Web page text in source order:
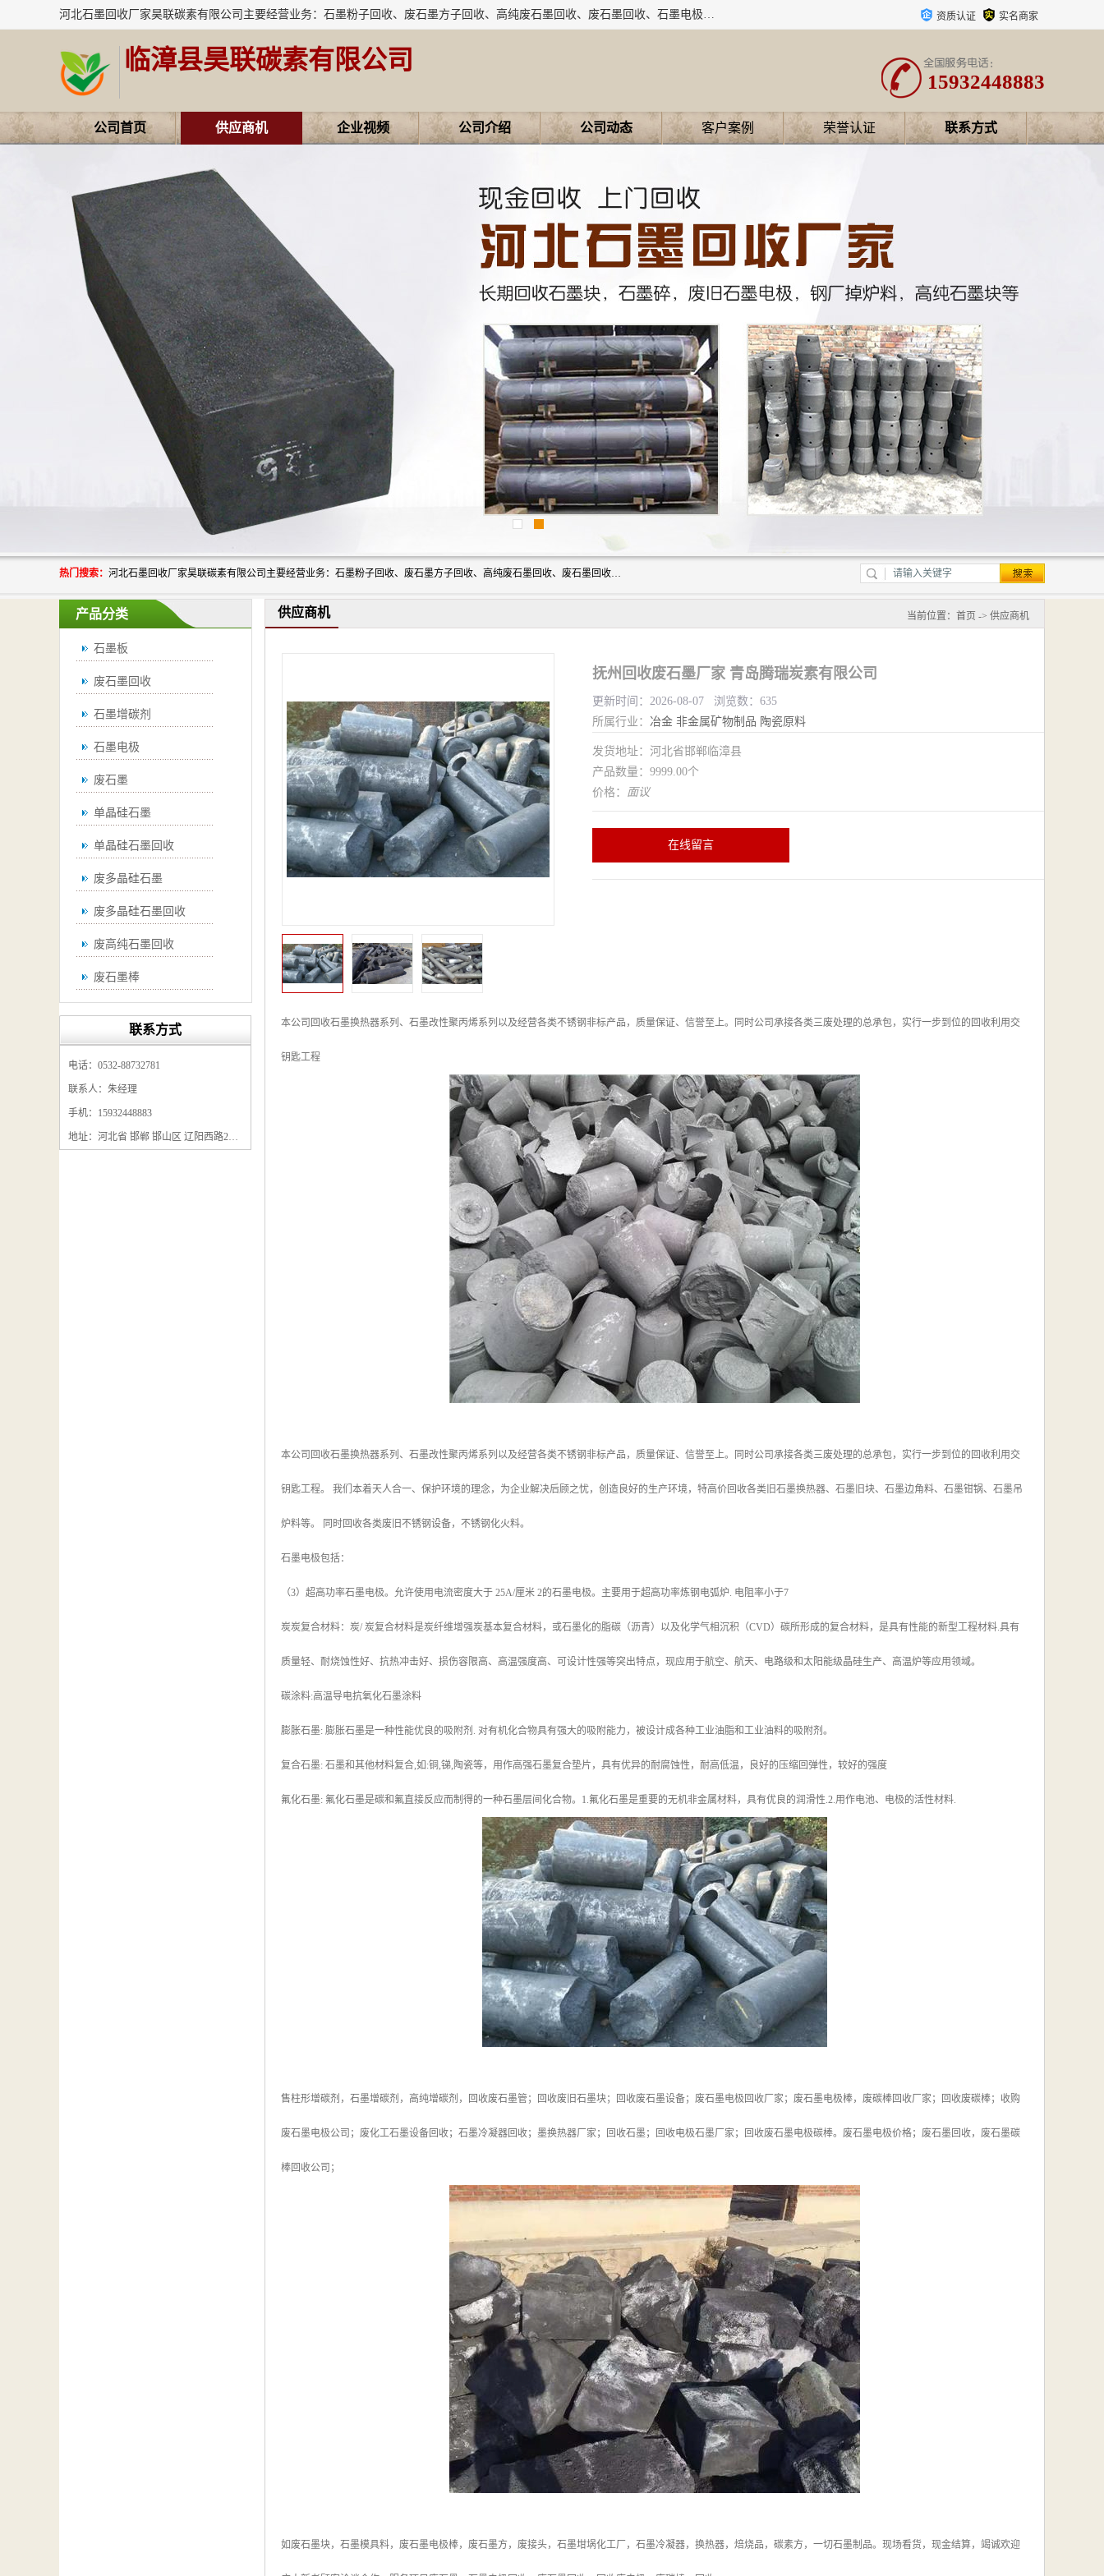
河北石墨回收厂家昊联碳素有限公司主要经营业务：石墨粉子回收、废石墨方子回收、高纯废石墨回收、废石墨回收、石墨电极回收、废石墨板回收、石墨增碳剂、单晶硅石墨、单晶硅石墨回收、废多晶硅石墨、废多晶硅石墨回收、废高纯石墨回收、废石墨、废石墨棒、废石墨棒回收、废石墨换热器回收、高纯石墨回收、石墨粉回收、石墨换热器回收、石墨纸回收、回收石墨板、回收石墨电极、石墨板回收、石墨回收。 资质认证 实名商家
临漳县昊联碳素有限公司
15932448883
公司首页 供应商机 企业视频 公司介绍 公司动态 客户案例 荣誉认证 联系方式
热门搜索： 河北石墨回收厂家昊联碳素有限公司主要经营业务：石墨粉子回收、废石墨方子回收、高纯废石墨回收、废石墨回收、石墨电极回收、废石墨板回收、石墨增碳剂、单晶硅石墨、单晶硅石墨回收、废多晶硅石墨、废多晶硅石墨回收、废高纯石墨回收、废石墨、废石墨棒、废石墨棒回收、废石墨换热器回收、高纯石墨回收、石墨粉回收、石墨换热器回收、石墨纸回收、回收石墨板、回收石墨电极、石墨板回收、石墨回收。
产品分类
石墨板
废石墨回收
石墨增碳剂
石墨电极
废石墨
单晶硅石墨
单晶硅石墨回收
废多晶硅石墨
废多晶硅石墨回收
废高纯石墨回收
废石墨棒
废石墨换热器回收
石墨粉回收
石墨换热器回收
联系方式
电话：0532-88732781
联系人：朱经理
手机：15932448883
地址：河北省 邯郸 邯山区 辽阳西路295号
供应商机 当前位置： 首页 -> 供应商机
抚州回收废石墨厂家 青岛腾瑞炭素有限公司
更新时间：2026-08-07 浏览数：635
所属行业： 冶金 非金属矿物制品 陶瓷原料
发货地址：河北省邯郸临漳县
产品数量：9999.00个
价格： 面议
在线留言
本公司回收石墨换热器系列、石墨改性聚丙烯系列以及经营各类不锈钢非标产品，质量保证、信誉至上。同时公司承接各类三废处理的总承包，实行一步到位的回收利用交
钥匙工程
本公司回收石墨换热器系列、石墨改性聚丙烯系列以及经营各类不锈钢非标产品，质量保证、信誉至上。同时公司承接各类三废处理的总承包，实行一步到位的回收利用交
钥匙工程。 我们本着天人合一、保护环境的理念，为企业解决后顾之忧，创造良好的生产环境，特高价回收各类旧石墨换热器、石墨旧块、石墨边角料、石墨钳锅、石墨吊
炉料等。 同时回收各类废旧不锈钢设备，不锈钢化火料。
石墨电极包括：
（3）超高功率石墨电极。允许使用电流密度大于 25A/厘米 2的石墨电极。主要用于超高功率炼钢电弧炉. 电阻率小于7
炭炭复合材料：炭/ 炭复合材料是炭纤维增强炭基本复合材料，或石墨化的脂碳（沥青）以及化学气相沉积（CVD）碳所形成的复合材料，是具有性能的新型工程材料.具有
质量轻、耐烧蚀性好、抗热冲击好、损伤容限高、高温强度高、可设计性强等突出特点，现应用于航空、航天、电路级和太阳能级晶硅生产、高温炉等应用领域。
碳涂料:高温导电抗氧化石墨涂料
膨胀石墨: 膨胀石墨是一种性能优良的吸附剂. 对有机化合物具有强大的吸附能力，被设计成各种工业油脂和工业油料的吸附剂。
复合石墨: 石墨和其他材料复合,如:铜,锑,陶瓷等，用作高强石墨复合垫片，具有优异的耐腐蚀性，耐高低温，良好的压缩回弹性，较好的强度
氟化石墨: 氟化石墨是碳和氟直接反应而制得的一种石墨层间化合物。1.氟化石墨是重要的无机非金属材料，具有优良的润滑性.2.用作电池、电极的活性材料.
售柱形增碳剂，石墨增碳剂，高纯增碳剂，回收废石墨管；回收废旧石墨块；回收废石墨设备；废石墨电极回收厂家；废石墨电极棒，废碳棒回收厂家；回收废碳棒；收购
废石墨电极公司；废化工石墨设备回收；石墨冷凝器回收；墨换热器厂家；回收石墨；回收电极石墨厂家；回收废石墨电极碳棒。废石墨电极价格；废石墨回收，废石墨碳
棒回收公司；
如废石墨块，石墨模具料，废石墨电极棒，废石墨方，废接头，石墨坩埚化工厂，石墨冷凝器，换热器，焙烧品，碳素方，一切石墨制品。现场看货，现金结算，竭诚欢迎